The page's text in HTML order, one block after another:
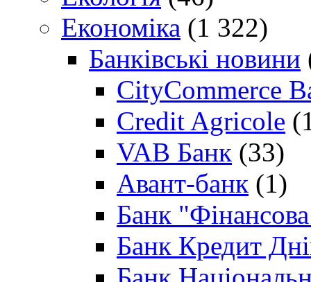
Економіка (1 322)
Банківські новини
CityCommerce
Credit Agricole
VAB Банк (33)
Авант-банк (1)
Банк "Фінансова
Банк Кредит